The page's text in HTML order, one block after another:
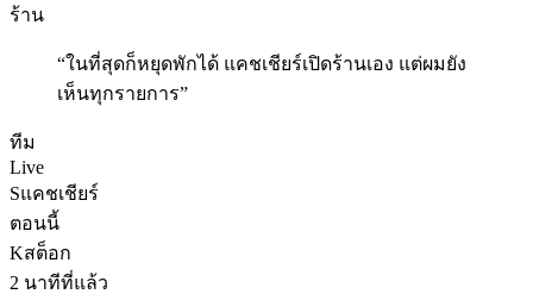
ร้าน
“ในที่สุดก็หยุดพักได้ แคชเชียร์เปิดร้านเอง แต่ผมยัง
เห็นทุกรายการ”
ทีม
Live
Sแคชเชียร์
ตอนนี้
Kสต็อก
2 นาทีที่แล้ว